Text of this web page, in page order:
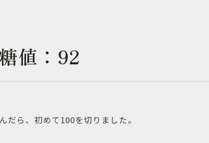
値：92
だら、初めて100を切りました。